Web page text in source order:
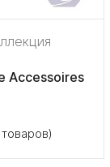
Accessoires
товаров)